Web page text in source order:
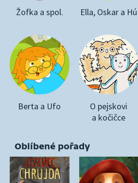
Žofka a spol. Ella, Oskar a Hú
Berta a Ufo
O pejskovi
a kočičce
Oblíbené pořady